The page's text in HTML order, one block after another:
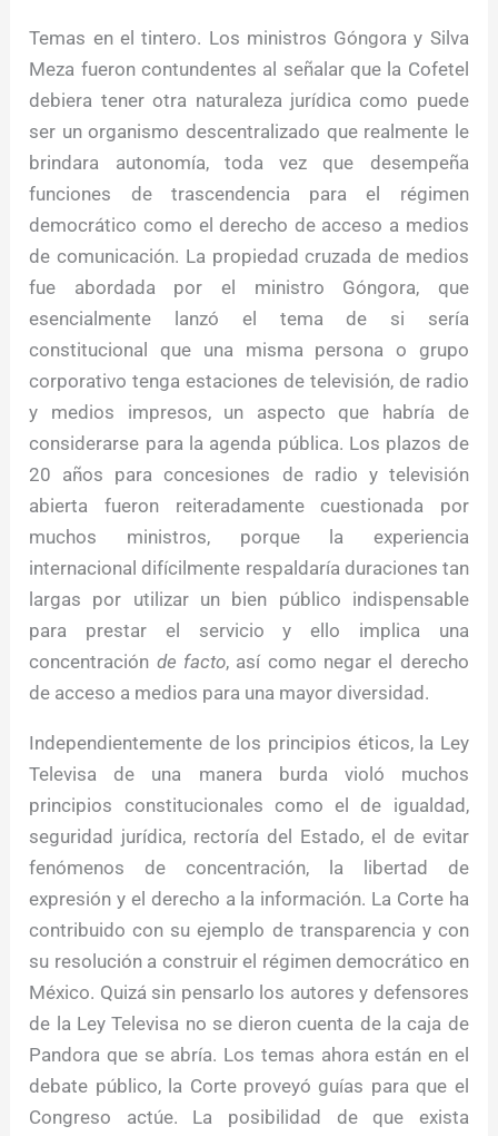
Temas en el tintero. Los ministros Góngora y Silva
Meza fueron contundentes al señalar que la Cofetel
debiera tener otra naturaleza jurídica como puede
ser un organismo descentralizado que realmente le
brindara autonomía, toda vez que desempeña
funciones de trascendencia para el régimen
democrático como el derecho de acceso a medios
de comunicación. La propiedad cruzada de medios
fue abordada por el ministro Góngora, que
esencialmente lanzó el tema de si sería
constitucional que una misma persona o grupo
corporativo tenga estaciones de televisión, de radio
y medios impresos, un aspecto que habría de
considerarse para la agenda pública. Los plazos de
20 años para concesiones de radio y televisión
abierta fueron reiteradamente cuestionada por
muchos ministros, porque la experiencia
internacional difícilmente respaldaría duraciones tan
largas por utilizar un bien público indispensable
para prestar el servicio y ello implica una
concentración de facto, así como negar el derecho
de acceso a medios para una mayor diversidad.
Independientemente de los principios éticos, la Ley
Televisa de una manera burda violó muchos
principios constitucionales como el de igualdad,
seguridad jurídica, rectoría del Estado, el de evitar
fenómenos de concentración, la libertad de
expresión y el derecho a la información. La Corte ha
contribuido con su ejemplo de transparencia y con
su resolución a construir el régimen democrático en
México. Quizá sin pensarlo los autores y defensores
de la Ley Televisa no se dieron cuenta de la caja de
Pandora que se abría. Los temas ahora están en el
debate público, la Corte proveyó guías para que el
Congreso actúe. La posibilidad de que exista